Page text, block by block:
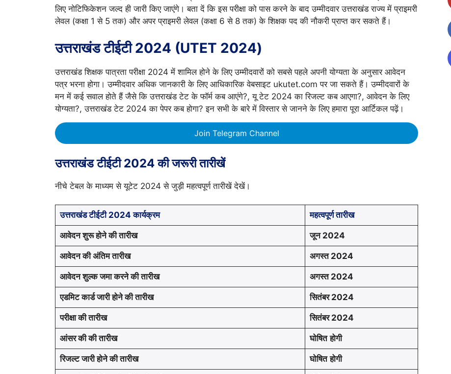
लिए नोटिफिकेशन जल्द ही जारी किए जाएंगे। बता दें कि इस परीक्षा को पास करने के बाद उम्मीदवार उत्तराखंड राज्य में प्राइमरी
लेवल (कक्षा 1 से 5 तक) और अपर प्राइमरी लेवल (कक्षा 6 से 8 तक) के शिक्षक पद की नौकरी प्राप्त कर सकते हैं।
उत्तराखंड टीईटी 2024 (UTET 2024)
उत्तराखंड शिक्षक पात्रता परीक्षा 2024 में शामिल होने के लिए उम्मीदवारों को सबसे पहले अपनी योग्यता के अनुसार आवेदन
पत्र भरना होगा। उम्मीदवार अधिक जानकारी के लिए आधिकारिक वेबसाइट ukutet.com पर जा सकते हैं। उम्मीदवारों के
मन में कई सवाल होते हैं जैसे कि उत्तराखंड टेट के फॉर्म कब आएंगे?, यू टेट 2024 का रिजल्ट कब आएगा?, आवेदन के लिए
योग्यता?, उत्तराखंड टेट 2024 का पेपर कब होगा? इन सभी के बारे में विस्तार से जानने के लिए हमारा पूरा आर्टिकल पढ़ें।
Join Telegram Channel
उत्तराखंड टीईटी 2024 की जरूरी तारीखें
नीचे टेबल के माध्यम से यूटेट 2024 से जुड़ी महत्वपूर्ण तारीखें देखें।
उत्तराखंड टीईटी 2024 कार्यक्रम महत्वपूर्ण तारीख
आवेदन शुरू होने की तारीख जून 2024
आवेदन की अंतिम तारीख अगस्त 2024
आवेदन शुल्क जमा करने की तारीख अगस्त 2024
एडमिट कार्ड जारी होने की तारीख सितंबर 2024
परीक्षा की तारीख सितंबर 2024
आंसर की की तारीख घोषित होगी
रिजल्ट जारी होने की तारीख घोषित होगी